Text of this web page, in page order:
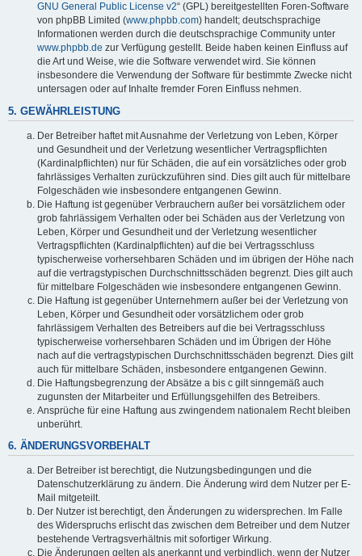
GNU General Public License v2“ (GPL) bereitgestellten Foren-Software
von phpBB Limited (www.phpbb.com) handelt; deutschsprachige
Informationen werden durch die deutschsprachige Community unter
www.phpbb.de zur Verfügung gestellt. Beide haben keinen Einfluss auf
die Art und Weise, wie die Software verwendet wird. Sie können
insbesondere die Verwendung der Software für bestimmte Zwecke nicht
untersagen oder auf Inhalte fremder Foren Einfluss nehmen.
5. GEWÄHRLEISTUNG
Der Betreiber haftet mit Ausnahme der Verletzung von Leben, Körper
und Gesundheit und der Verletzung wesentlicher Vertragspflichten
(Kardinalpflichten) nur für Schäden, die auf ein vorsätzliches oder grob
fahrlässiges Verhalten zurückzuführen sind. Dies gilt auch für mittelbare
Folgeschäden wie insbesondere entgangenen Gewinn.
Die Haftung ist gegenüber Verbrauchern außer bei vorsätzlichem oder
grob fahrlässigem Verhalten oder bei Schäden aus der Verletzung von
Leben, Körper und Gesundheit und der Verletzung wesentlicher
Vertragspflichten (Kardinalpflichten) auf die bei Vertragsschluss
typischerweise vorhersehbaren Schäden und im übrigen der Höhe nach
auf die vertragstypischen Durchschnittsschäden begrenzt. Dies gilt auch
für mittelbare Folgeschäden wie insbesondere entgangenen Gewinn.
Die Haftung ist gegenüber Unternehmern außer bei der Verletzung von
Leben, Körper und Gesundheit oder vorsätzlichem oder grob
fahrlässigem Verhalten des Betreibers auf die bei Vertragsschluss
typischerweise vorhersehbaren Schäden und im Übrigen der Höhe
nach auf die vertragstypischen Durchschnittsschäden begrenzt. Dies gilt
auch für mittelbare Schäden, insbesondere entgangenen Gewinn.
Die Haftungsbegrenzung der Absätze a bis c gilt sinngemäß auch
zugunsten der Mitarbeiter und Erfüllungsgehilfen des Betreibers.
Ansprüche für eine Haftung aus zwingendem nationalem Recht bleiben
unberührt.
6. ÄNDERUNGSVORBEHALT
Der Betreiber ist berechtigt, die Nutzungsbedingungen und die
Datenschutzerklärung zu ändern. Die Änderung wird dem Nutzer per E-
Mail mitgeteilt.
Der Nutzer ist berechtigt, den Änderungen zu widersprechen. Im Falle
des Widerspruchs erlischt das zwischen dem Betreiber und dem Nutzer
bestehende Vertragsverhältnis mit sofortiger Wirkung.
Die Änderungen gelten als anerkannt und verbindlich, wenn der Nutzer